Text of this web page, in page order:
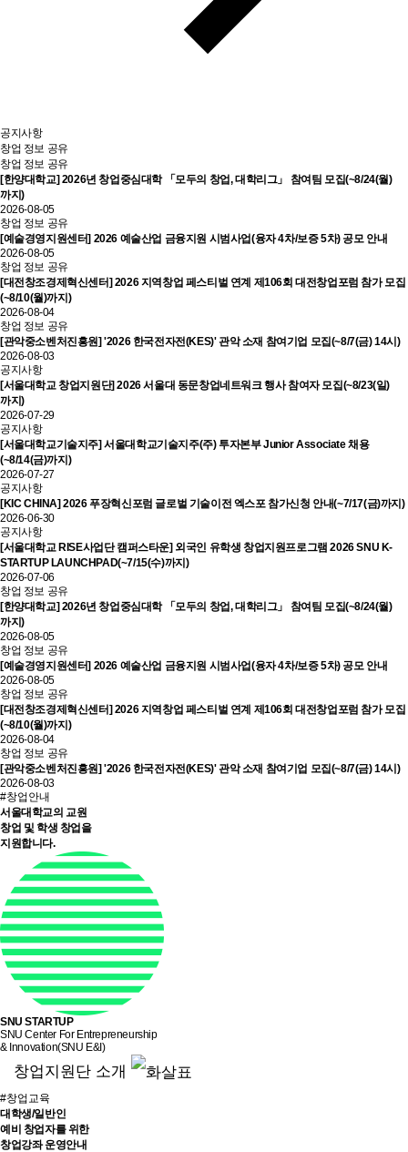
공지사항
창업 정보 공유
창업 정보 공유
[한양대학교] 2026년 창업중심대학 「모두의 창업, 대학리그」 참여팀 모집(~8/24(월)
까지)
2026-08-05
창업 정보 공유
[예술경영지원센터] 2026 예술산업 금융지원 시범사업(융자 4차/보증 5차) 공모 안내
2026-08-05
창업 정보 공유
[대전창조경제혁신센터] 2026 지역창업 페스티벌 연계 제106회 대전창업포럼 참가 모집
(~8/10(월)까지)
2026-08-04
창업 정보 공유
[관악중소벤처진흥원] '2026 한국전자전(KES)' 관악 소재 참여기업 모집(~8/7(금) 14시)
2026-08-03
공지사항
[서울대학교 창업지원단] 2026 서울대 동문창업네트워크 행사 참여자 모집(~8/23(일)
까지)
2026-07-29
공지사항
[서울대학교기술지주] 서울대학교기술지주(주) 투자본부 Junior Associate 채용
(~8/14(금)까지)
2026-07-27
공지사항
[KIC CHINA] 2026 푸장혁신포럼 글로벌 기술이전 엑스포 참가신청 안내(~7/17(금)까지)
2026-06-30
공지사항
[서울대학교 RISE사업단 캠퍼스타운] 외국인 유학생 창업지원프로그램 2026 SNU K-
STARTUP LAUNCHPAD(~7/15(수)까지)
2026-07-06
창업 정보 공유
[한양대학교] 2026년 창업중심대학 「모두의 창업, 대학리그」 참여팀 모집(~8/24(월)
까지)
2026-08-05
창업 정보 공유
[예술경영지원센터] 2026 예술산업 금융지원 시범사업(융자 4차/보증 5차) 공모 안내
2026-08-05
창업 정보 공유
[대전창조경제혁신센터] 2026 지역창업 페스티벌 연계 제106회 대전창업포럼 참가 모집
(~8/10(월)까지)
2026-08-04
창업 정보 공유
[관악중소벤처진흥원] '2026 한국전자전(KES)' 관악 소재 참여기업 모집(~8/7(금) 14시)
2026-08-03
#창업안내
서울대학교의 교원
창업 및 학생 창업을
지원합니다.
SNU STARTUP
SNU Center For Entrepreneurship
& Innovation(SNU E&I)
창업지원단 소개
#창업교육
대학생/일반인
예비 창업자를 위한
창업강좌 운영안내